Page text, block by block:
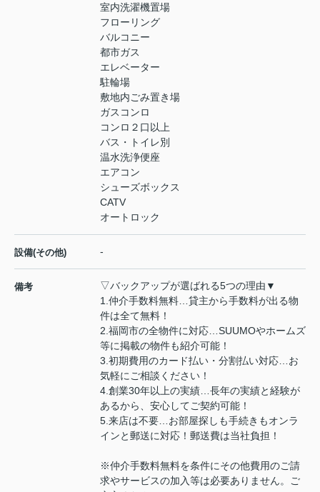
室内洗濯機置場
フローリング
バルコニー
都市ガス
エレベーター
駐輪場
敷地内ごみ置き場
ガスコンロ
コンロ２口以上
バス・トイレ別
温水洗浄便座
エアコン
シューズボックス
CATV
オートロック
設備(その他) -
備考
▽バックアップが選ばれる5つの理由▼
1.仲介手数料無料…貸主から手数料が出る物
件は全て無料！
2.福岡市の全物件に対応…SUUMOやホームズ
等に掲載の物件も紹介可能！
3.初期費用のカード払い・分割払い対応…お
気軽にご相談ください！
4.創業30年以上の実績…長年の実績と経験が
あるから、安心してご契約可能！
5.来店は不要…お部屋探しも手続きもオンラ
インと郵送に対応！郵送費は当社負担！
※仲介手数料無料を条件にその他費用のご請
求やサービスの加入等は必要ありません。ご